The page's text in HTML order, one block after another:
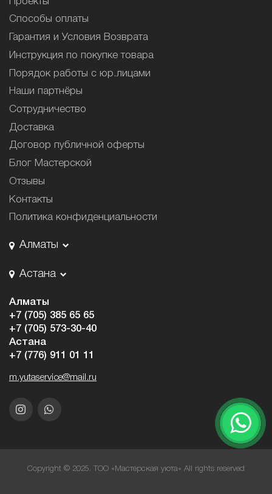
Способы оплаты
Гарантия и Условия Возврата
Инструкция по покупке товара
Порядок работы с юр.лицами
Наши партнёры
Сотрудничество
Доставка
Договор публичной оферты
Блог Мастерской
Отзывы
Контакты
Политика конфиденциальности
Алматы
Астана
Алматы
+7 (705) 385 65 65
+7 (705) 573-30-40
Астана
+7 (776) 911 01 11
m.yutaservice@mail.ru
Copyright © 2025. ТОО «Мастерская уюта» All rights reserved